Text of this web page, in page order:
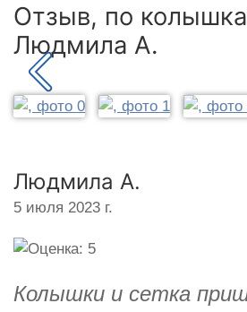
Отзыв, по
Людмила А.
Людмила А.
5 июля 2023 г.
Колышки и сетка